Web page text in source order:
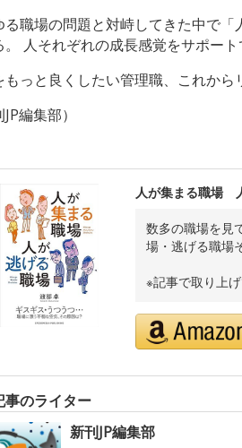
る職場の問題と対峙してきた中で
。 人それぞれの成長感覚をサポー
もっと良くしたい管理職、これから
JP編集部）
人が集まる職場
数多の職場を見
場・逃げる職場
※記事で取り上
事のライター
新刊JP編集部